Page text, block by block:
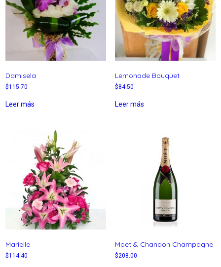
Damisela
$115.70
Leer más
Lemonade Bouquet
$84.50
Leer más
Marielle
$114.40
Moet & Chandon Champagne
$208.00